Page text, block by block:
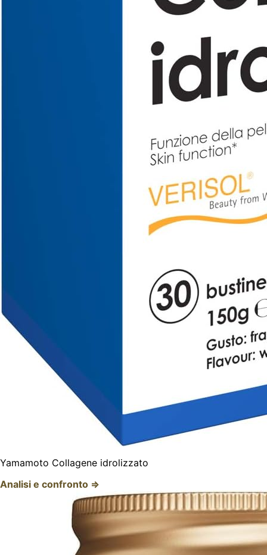
Yamamoto Collagene idrolizzato
Analisi e confronto ⇒